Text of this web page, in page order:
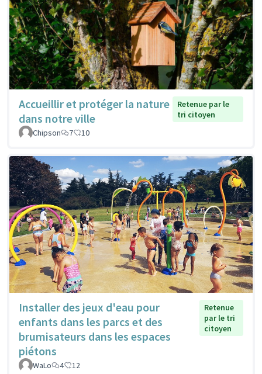
Accueillir et protéger la nature
dans notre ville
Retenue par le
tri citoyen
Chipson
7 10
Installer des jeux d'eau pour
enfants dans les parcs et des
brumisateurs dans les espaces
piétons
Retenue
par le tri
citoyen
WaLo 4 12